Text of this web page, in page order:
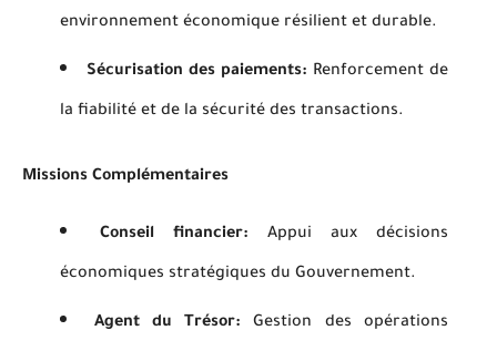
environnement économique résilient et durable.
Sécurisation des paiements: Renforcement de
la fiabilité et de la sécurité des transactions.
Missions Complémentaires
Conseil financier: Appui aux décisions
économiques stratégiques du Gouvernement.
Agent du Trésor: Gestion des opérations